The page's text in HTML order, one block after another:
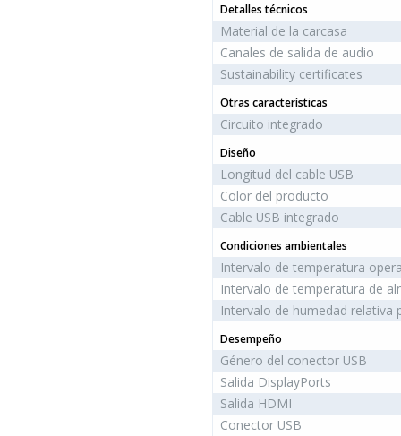
Detalles técnicos
Material de la carcasa
Canales de salida de audio
Sustainability certificates
Otras características
Circuito integrado
Diseño
Longitud del cable USB
Color del producto
Cable USB integrado
Condiciones ambientales
Intervalo de temperatura
Intervalo de temperatura de
Intervalo de humedad relativa
Desempeño
Género del conector USB
Salida DisplayPorts
Salida HDMI
Conector USB